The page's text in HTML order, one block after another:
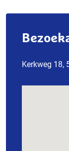
Kerkweg 18,